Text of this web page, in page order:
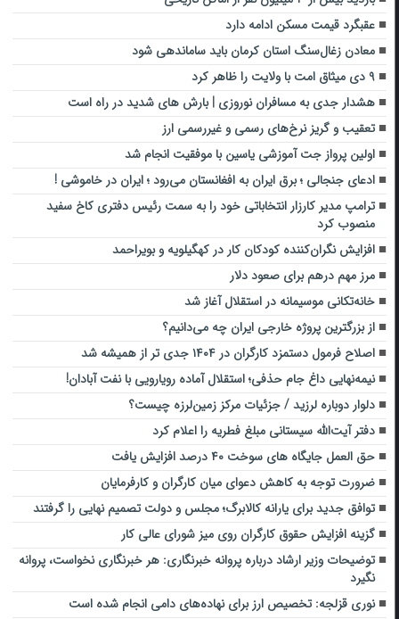
عقبگرد قیمت مسکن ادامه دارد
معادن زغال‌سنگ استان کرمان باید ساماندهی شود
۹ دی میثاق امت با ولایت را ظاهر کرد
هشدار جدی به مسافران نوروزی | بارش‌ های شدید در راه است
تعقیب و گریز نرخ‌های رسمی و غیررسمی ارز
اولین پرواز جت آموزشی یاسین با موفقیت انجام شد
ادعای جنجالی ؛ برق ایران به افغانستان می‌رود ؛ ایران در خاموشی !
ترامپ مدیر کارزار انتخاباتی خود را به سمت رئیس دفتری کاخ سفید
منصوب کرد
افزایش نگران‌کننده کودکان کار در کهگیلویه و بویراحمد
مرز مهم درهم برای صعود دلار
خانه‌تکانی موسیمانه در استقلال آغاز شد
از بزرگترین پروژه خارجی ایران چه می‌دانیم؟
اصلاح فرمول دستمزد کارگران در ۱۴۰۴ جدی تر از همیشه شد
نیمه‌نهایی داغ جام حذفی؛ استقلال آماده رویارویی با نفت آبادان!
دلوار دوباره لرزید / جزئیات مرکز زمین‌لرزه چیست؟
دفتر آیت‌الله سیستانی مبلغ فطریه را اعلام کرد
حق العمل جایگاه های سوخت ۴۰ درصد افزایش یافت
ضرورت توجه به کاهش دعوای میان کارگران و کارفرمایان
توافق جدید برای یارانه کالابرگ؛ مجلس و دولت تصمیم نهایی را گرفتند
گزینه افزایش حقوق کارگران روی میز شورای عالی کار
توضیحات وزیر ارشاد درباره پروانه خبرنگاری: هر خبرنگاری نخواست، پروانه
نگیرد
نوری قزلجه: تخصیص ارز برای نهاده‌های دامی انجام شده است